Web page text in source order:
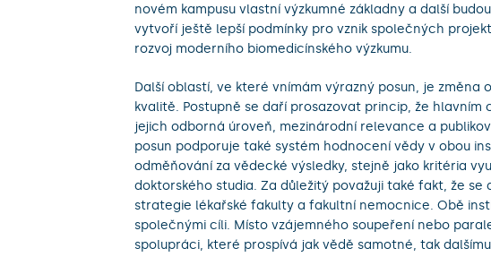
novém kampusu vlastní výzkumné základny a další
vytvoří ještě lepší podmínky pro vznik společných
rozvoj moderního biomedicínského výzkumu.
Další oblastí, ve které vnímám výrazný posun, je
kvalitě. Postupně se daří prosazovat princip, že
jejich odborná úroveň, mezinárodní relevance a
posun podporuje také systém hodnocení vědy v obou
odměňování za vědecké výsledky, stejně jako kritéria
doktorského studia. Za důležitý považuji také fakt, že
strategie lékařské fakulty a fakultní nemocnice. Obě
společnými cíli. Místo vzájemného soupeření nebo
spolupráci, které prospívá jak vědě samotné, tak